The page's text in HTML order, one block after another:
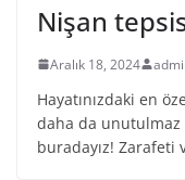
Nişan
Aralık 18, 2024
Hayatınızdaki en
daha da unutulmaz
buradayız! Zarafeti